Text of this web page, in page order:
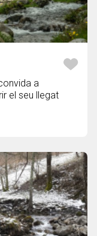
a
el seu llegat